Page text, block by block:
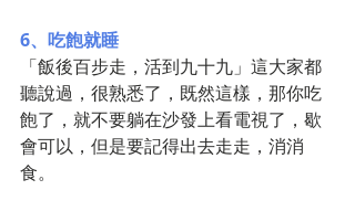
6、吃飽就睡
「飯後百步走，活到九十九」這大家都
聽說過，很熟悉了，既然這樣，那你吃
飽了，就不要躺在沙發上看電視了，歇
會可以，但是要記得出去走走，消消
食。